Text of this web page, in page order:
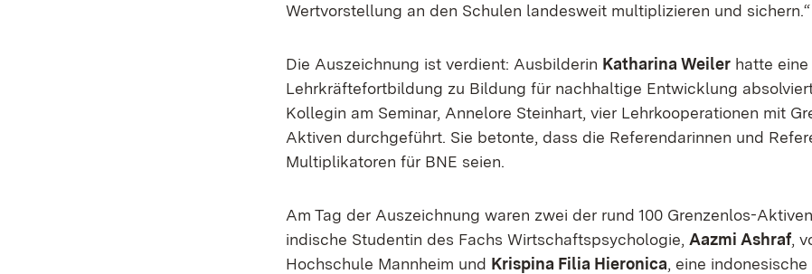
Wertvorstellung an den Schulen landesweit multiplizieren und sichern.“
Die Auszeichnung ist verdient: Ausbilderin Katharina Weiler hatte eine
Lehrkräftefortbildung zu Bildung für nachhaltige Entwicklung
Kollegin am Seminar, Annelore Steinhart, vier Lehrkooperationen mit
Aktiven durchgeführt. Sie betonte, dass die Referendarinnen und
Multiplikatoren für BNE seien.
Am Tag der Auszeichnung waren zwei der rund 100 Grenzenlos-
indische Studentin des Fachs Wirtschaftspsychologie, Aazmi Ashraf,
Hochschule Mannheim und Krispina Filia Hieronica, eine